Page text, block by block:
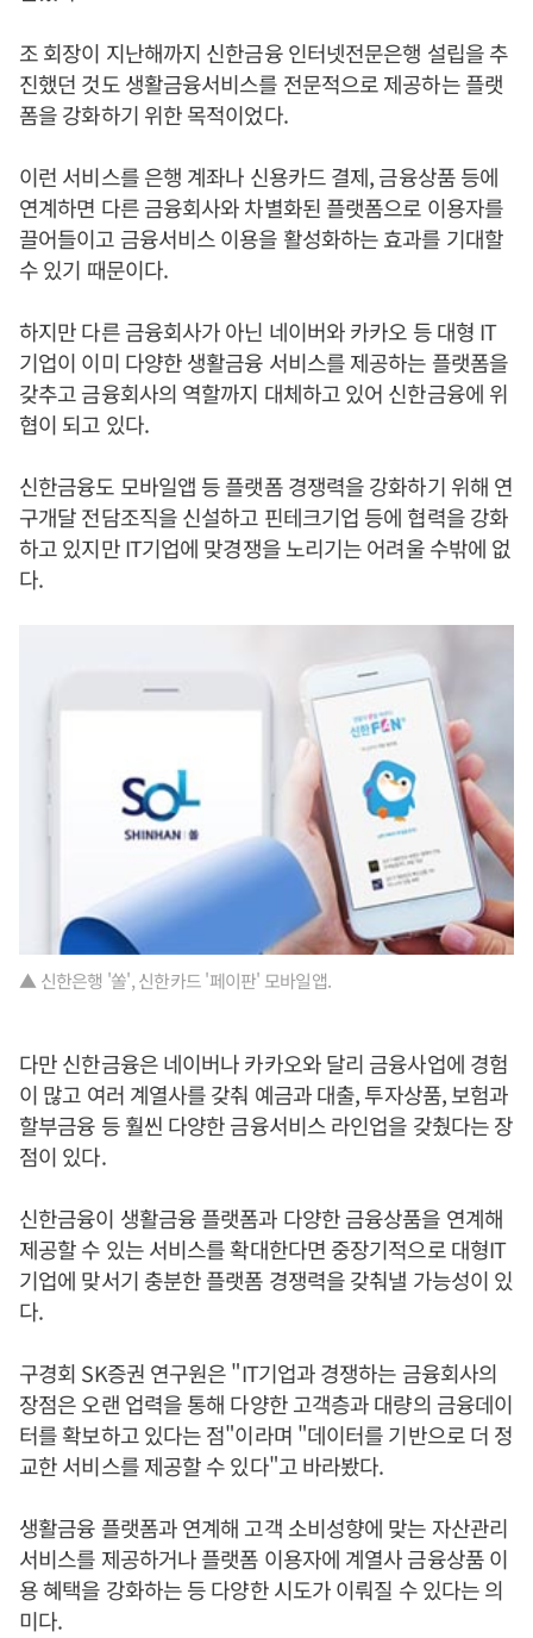
조 회장이 지난해까지 신한금융 인터넷전문은행 설립을 추
진했던 것도 생활금융서비스를 전문적으로 제공하는 플랫
폼을 강화하기 위한 목적이었다.
이런 서비스를 은행 계좌나 신용카드 결제, 금융상품 등에
연계하면 다른 금융회사와 차별화된 플랫폼으로 이용자를
끌어들이고 금융서비스 이용을 활성화하는 효과를 기대할
수 있기 때문이다.
하지만 다른 금융회사가 아닌 네이버와 카카오 등 대형 IT
기업이 이미 다양한 생활금융 서비스를 제공하는 플랫폼을
갖추고 금융회사의 역할까지 대체하고 있어 신한금융에 위
협이 되고 있다.
신한금융도 모바일앱 등 플랫폼 경쟁력을 강화하기 위해 연
구개달 전담조직을 신설하고 핀테크기업 등에 협력을 강화
하고 있지만 IT기업에 맞경쟁을 노리기는 어려울 수밖에 없
다.
▲ 신한은행 '쏠', 신한카드 '페이판' 모바일앱.
다만 신한금융은 네이버나 카카오와 달리 금융사업에 경험
이 많고 여러 계열사를 갖춰 예금과 대출, 투자상품, 보험과
할부금융 등 훨씬 다양한 금융서비스 라인업을 갖췄다는 장
점이 있다.
신한금융이 생활금융 플랫폼과 다양한 금융상품을 연계해
제공할 수 있는 서비스를 확대한다면 중장기적으로 대형IT
기업에 맞서기 충분한 플랫폼 경쟁력을 갖춰낼 가능성이 있
다.
구경회 SK증권 연구원은 "IT기업과 경쟁하는 금융회사의
장점은 오랜 업력을 통해 다양한 고객층과 대량의 금융데이
터를 확보하고 있다는 점"이라며 "데이터를 기반으로 더 정
교한 서비스를 제공할 수 있다"고 바라봤다.
생활금융 플랫폼과 연계해 고객 소비성향에 맞는 자산관리
서비스를 제공하거나 플랫폼 이용자에 계열사 금융상품 이
용 혜택을 강화하는 등 다양한 시도가 이뤄질 수 있다는 의
미다.